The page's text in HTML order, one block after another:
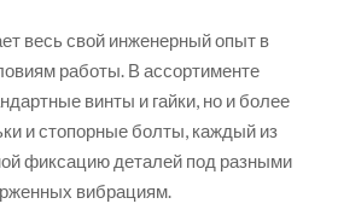
весь свой инженерный опыт в
работы. В ассортименте
винты и гайки, но и более
и стопорные болты, каждый из
фиксацию деталей под разными
вибрациям.